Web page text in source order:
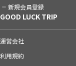
新規会員登録
GOOD LUCK TRIP
運営会社
利用規約